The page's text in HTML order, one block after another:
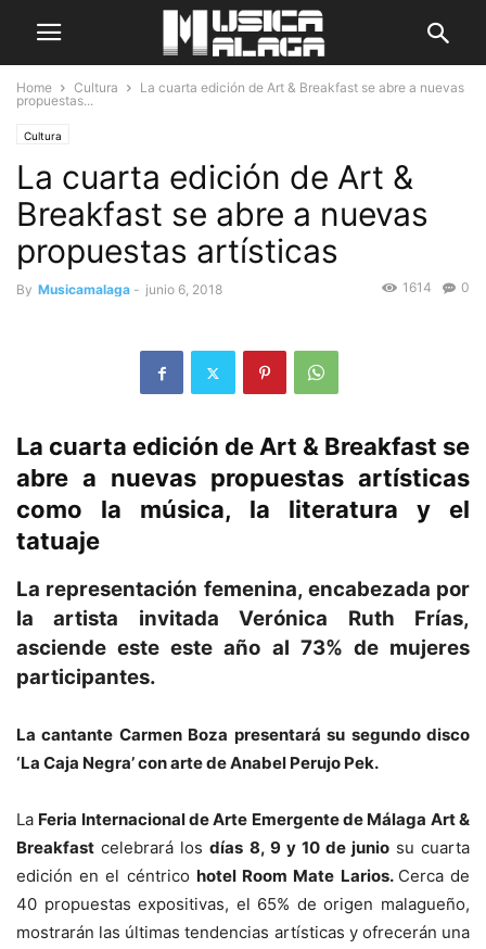
Home Cultura
La cuarta edición de Art & Breakfast se abre a nuevas
propuestas...
Cultura
La cuarta edición de Art &
Breakfast se abre a nuevas
propuestas artísticas
By Musicamalaga - junio 6, 2018 0
1614
La cuarta edición de Art & Breakfast se
abre a nuevas propuestas artísticas
como la música, la literatura y el
tatuaje
La representación femenina, encabezada por
la artista invitada Verónica Ruth Frías,
asciende este este año al 73% de mujeres
participantes.
La cantante Carmen Boza presentará su segundo disco
‘La Caja Negra’ con arte de Anabel Perujo Pek.
La Feria Internacional de Arte Emergente de Málaga Art &
Breakfast celebrará los días 8, 9 y 10 de junio su cuarta
edición en el céntrico hotel Room Mate Larios. Cerca de
40 propuestas expositivas, el 65% de origen malagueño,
mostrarán las últimas tendencias artísticas y ofrecerán una